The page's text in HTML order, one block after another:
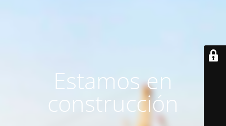
Estamos en
construcción